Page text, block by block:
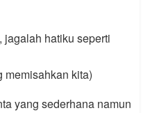
jagalah hatiku seperti
memisahkan kita)
yang sederhana namun